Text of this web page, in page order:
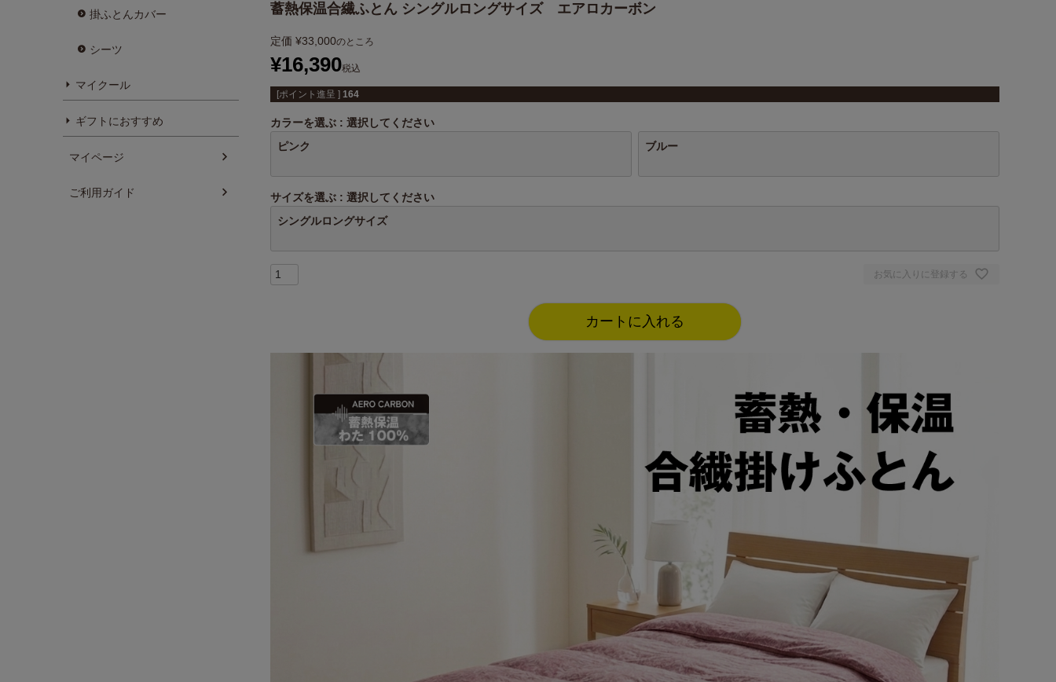
掛ふとんカバー
シーツ
マイクール
ギフトにおすすめ
マイページ
ご利用ガイド
蓄熱保温合繊ふとん シングルロングサイズ エアロカーボン
定価 ¥33,000のところ
¥16,390税込
[ポイント進呈 ] 164
カラーを選ぶ
選択してください
ピンク
ブルー
サイズを選ぶ
選択してください
シングルロングサイズ
お気に入りに登録する
カートに入れる